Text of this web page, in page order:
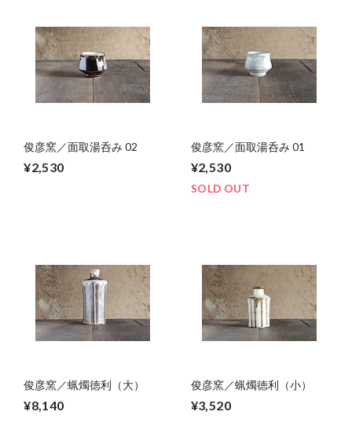
俊彦窯／面取湯呑み 02
¥2,530
俊彦窯／面取湯呑み 01
¥2,530
SOLD OUT
俊彦窯／蝋燭徳利（大）
¥8,140
俊彦窯／蝋燭徳利（小）
¥3,520